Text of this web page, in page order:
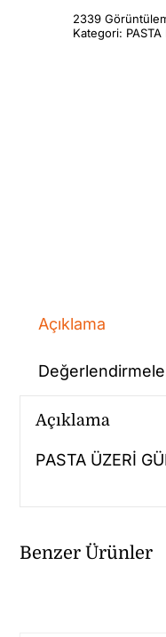
2339
Kategori:
Açıklama
Açıklama
PASTA ÜZERİ
Benzer Ürünler